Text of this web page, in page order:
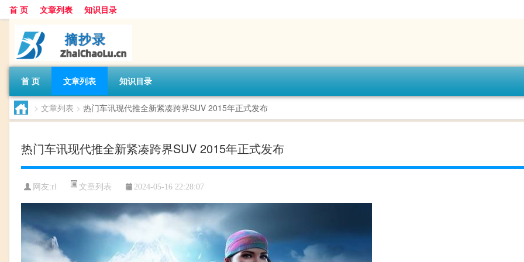
首 页 文章列表 知识目录
首 页 文章列表 知识目录
> 文章列表 > 热门车讯现代推全新紧凑跨界SUV 2015年正式发布
热门车讯现代推全新紧凑跨界SUV 2015年正式发布
网友:rl 文章列表 2024-05-16 22:28:07